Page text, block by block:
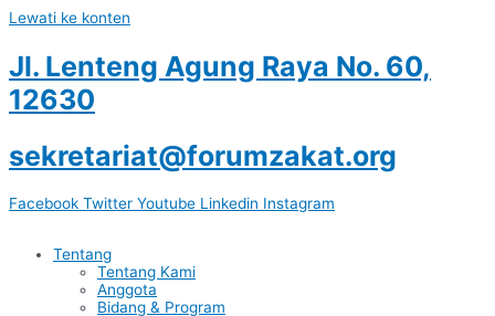
Lewati ke konten
Jl. Lenteng Agung Raya No. 60,
12630
sekretariat@forumzakat.org
Facebook Twitter Youtube Linkedin Instagram
Tentang
Tentang Kami
Anggota
Bidang & Program